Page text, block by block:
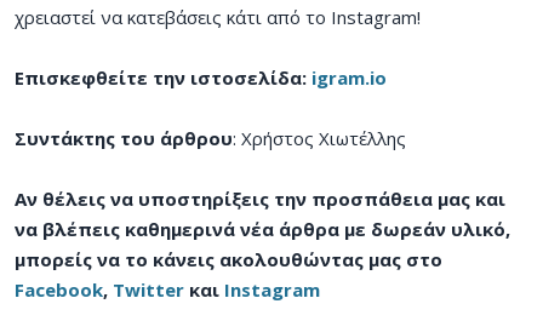
χρειαστεί να κατεβάσεις κάτι από το Instagram!
Επισκεφθείτε την ιστοσελίδα: igram.io
Συντάκτης του άρθρου: Χρήστος Χιωτέλλης
Αν θέλεις να υποστηρίξεις την προσπάθεια μας και
να βλέπεις καθημερινά νέα άρθρα με δωρεάν υλικό,
μπορείς να το κάνεις ακολουθώντας μας στο
Facebook, Twitter και Instagram